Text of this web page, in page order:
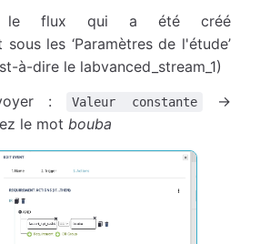
le flux qui a été créé
sous les ‘Paramètres de l'étude’
à-dire le labvanced_stream_1)
:
Valeur constante →
le motbouba